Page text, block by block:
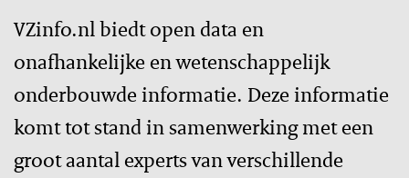
VZinfo.nl biedt open data en
onafhankelijke en wetenschappelijk
onderbouwde informatie. Deze informatie
komt tot stand in samenwerking met een
groot aantal experts van verschillende